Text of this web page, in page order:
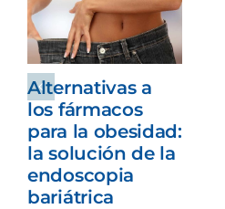
Alternativas a
los fármacos
para la obesidad:
la solución de la
endoscopia
bariátrica